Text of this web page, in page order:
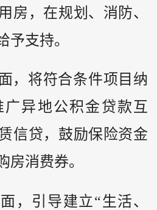
房，在规划、消防、
予支持。
，将符合条件项目纳
异地公积金贷款互
信贷，鼓励保险资金
房消费券。
，引导建立“生活、